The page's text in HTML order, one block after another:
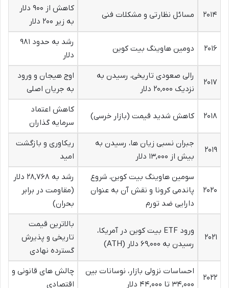
۲۰۱۴ مسائل نظارتی و مشکلات فنی
کاهش از ۹۰۰ دلار
به زیر ۲۰۰ دلار
۲۰۱۶ دومین هاوینگ بیت کوین
رشد به حدود ۹۸۱
دلار
۲۰۱۷
رالی صعودی تاریخی، رسیدن به
نزدیک ۲۰,۰۰۰ دلار
اوج هیجان و ورود
به جریان اصلی
۲۰۱۸ کاهش شدید قیمت (بازار خرسی)
کاهش اعتماد
سرمایه گذاران
۲۰۱۹
جبران نسبی زیان ها، رسیدن به
بیش از ۱۳,۰۰۰ دلار
ریکاوری و بازگشت
امید
۲۰۲۰
سومین هاوینگ بیت کوین، شروع
پاندمی کرونا و نقش آن به عنوان
دارایی ضد تورم
رشد به ۲۸,۷۶۸ دلار
(مقاومت در برابر
بحران)
۲۰۲۱
ورود ETF بیت کوین در آمریکا،
رسیدن به ۶۹,۰۰۰ دلار (ATH)
بالاترین قیمت
تاریخی و پذیرش
گسترده نهادی
۲۰۲۲
احساسات نزولی بازار، نوسانات بین
۳۴,۰۰۰ تا ۴۴,۰۰۰ دلار
چالش های قانونی و
اقتصادی